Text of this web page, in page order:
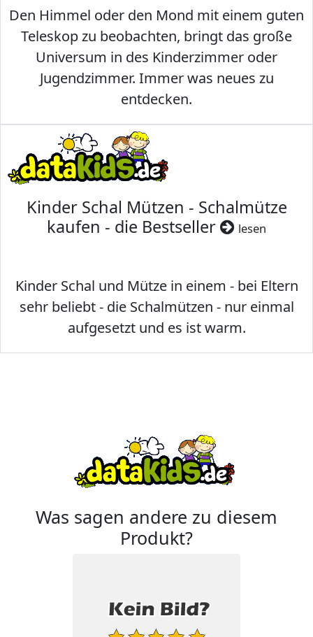
Den Himmel oder den Mond mit einem guten
Teleskop zu beobachten, bringt das große
Universum in des Kinderzimmer oder
Jugendzimmer. Immer was neues zu
entdecken.
Kinder Schal Mützen - Schalmütze
kaufen - die Bestseller
lesen
Kinder Schal und Mütze in einem - bei Eltern
sehr beliebt - die Schalmützen - nur einmal
aufgesetzt und es ist warm.
Was sagen andere zu diesem
Produkt?